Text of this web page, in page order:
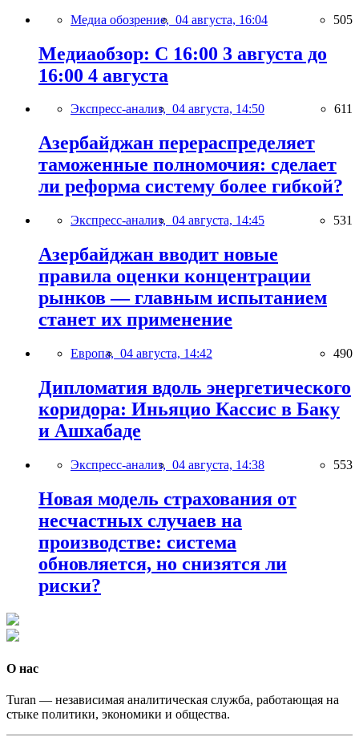
Медиа обозрение, 04 августа, 16:04 505
Медиаобзор: С 16:00 3 августа до
16:00 4 августа
Экспресс-анализ, 04 августа, 14:50 611
Азербайджан перераспределяет
таможенные полномочия: сделает
ли реформа систему более гибкой?
Экспресс-анализ, 04 августа, 14:45 531
Азербайджан вводит новые
правила оценки концентрации
рынков — главным испытанием
станет их применение
Европа, 04 августа, 14:42 490
Дипломатия вдоль энергетического
коридора: Иньяцио Кассис в Баку
и Ашхабаде
Экспресс-анализ, 04 августа, 14:38 553
Новая модель страхования от
несчастных случаев на
производстве: система
обновляется, но снизятся ли
риски?
О нас
Turan — независимая аналитическая служба, работающая на
стыке политики, экономики и общества.